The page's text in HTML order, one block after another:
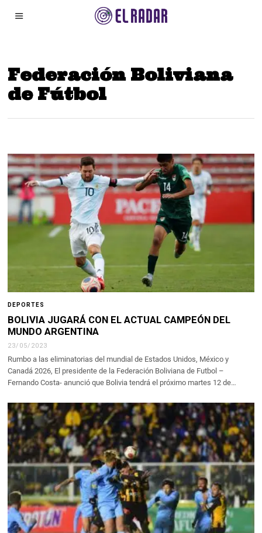
Federación Boliviana
de Fútbol
DEPORTES
BOLIVIA JUGARÁ CON EL ACTUAL CAMPEÓN DEL
MUNDO ARGENTINA
23/05/2023
Rumbo a las eliminatorias del mundial de Estados Unidos, México y
Canadá 2026, El presidente de la Federación Boliviana de Futbol –
Fernando Costa- anunció que Bolivia tendrá el próximo martes 12 de…